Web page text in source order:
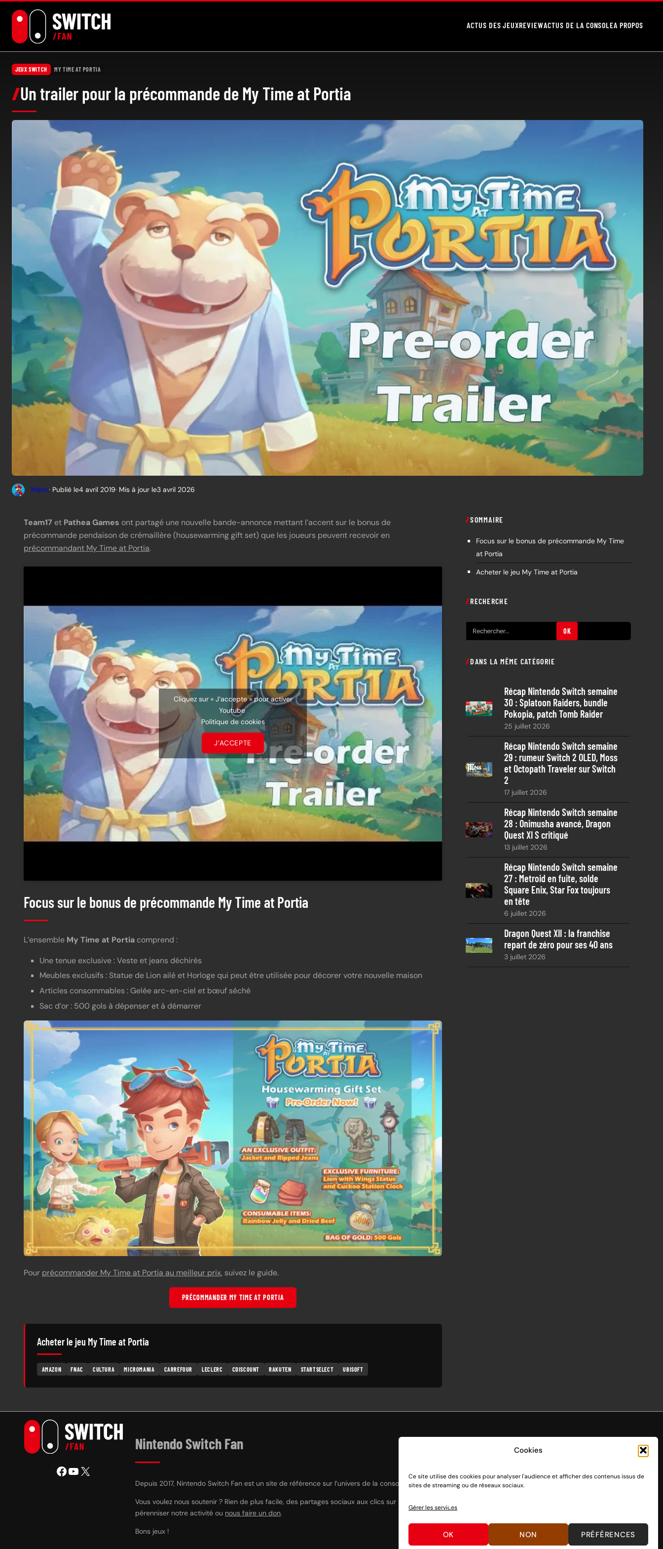
Cookies
Ce site utilise des cookies pour analyser l'audience et afficher des contenus issus de
sites de streaming ou de réseaux sociaux.
Gérer les services
OK NON PRÉFÉRENCES
ACTUS DES JEUXREVIEWACTUS DE LA CONSOLEA PROPOS
JEUX SWITCH MY TIME AT PORTIA
Un trailer pour la précommande de My Time at Portia
Mario· Publié le4 avril 2019· Mis à jour le3 avril 2026
Team17 et Pathea Games ont partagé une nouvelle bande-annonce mettant l’accent sur le bonus de
précommande pendaison de crémaillère (housewarming gift set) que les joueurs peuvent recevoir en
précommandant My Time at Portia.
Cliquez sur « J’accepte » pour activer
Youtube
Politique de cookies
J’ACCEPTE
Focus sur le bonus de précommande My Time at Portia
L’ensemble My Time at Portia comprend :
Une tenue exclusive : Veste et jeans déchirés
Meubles exclusifs : Statue de Lion ailé et Horloge qui peut être utilisée pour décorer votre nouvelle maison
Articles consommables : Gelée arc-en-ciel et bœuf séché
Sac d’or : 500 gols à dépenser et à démarrer
Pour précommander My Time at Portia au meilleur prix, suivez le guide.
PRÉCOMMANDER MY TIME AT PORTIA
Acheter le jeu My Time at Portia
AMAZON FNAC CULTURA MICROMANIA CARREFOUR LECLERC CDISCOUNT RAKUTEN STARTSELECT UBISOFT
SOMMAIRE
Focus sur le bonus de précommande My Time
at Portia
Acheter le jeu My Time at Portia
RECHERCHE
e
h
c
h
OK
DANS LA MÊME CATÉGORIE
Récap Nintendo Switch semaine
30 : Splatoon Raiders, bundle
Pokopia, patch Tomb Raider
25 juillet 2026
Récap Nintendo Switch semaine
29 : rumeur Switch 2 OLED, Moss
et Octopath Traveler sur Switch
2
17 juillet 2026
Récap Nintendo Switch semaine
28 : Onimusha avancé, Dragon
Quest XI S critiqué
13 juillet 2026
Récap Nintendo Switch semaine
27 : Metroid en fuite, solde
Square Enix, Star Fox toujours
en tête
6 juillet 2026
Dragon Quest XII : la franchise
repart de zéro pour ses 40 ans
3 juillet 2026
Facebook YouTube X
Nintendo Switch Fan
Depuis 2017, Nintendo Switch Fan est un site de référence sur l’univers de la console hybride Nintendo Switch 1 et 2, sortie le 3 mars 2017.
Vous voulez nous soutenir ? Rien de plus facile, des partages sociaux aux clics sur nos liens en passant par des dons, découvrez
pérenniser notre activité ou nous faire un don.
Bons jeux !